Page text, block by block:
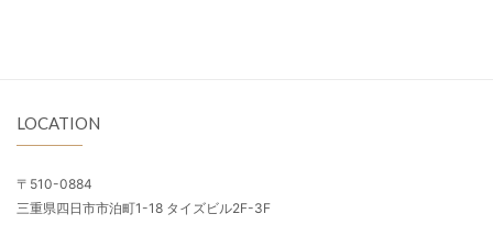
LOCATION
〒510-0884
三重県四日市市泊町1-18 タイズビル2F-3F